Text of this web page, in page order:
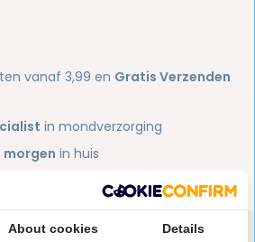
vanaf 3,99 en Gratis Verzenden
in mondverzorging
morgen in huis
klanten
About cookies Details